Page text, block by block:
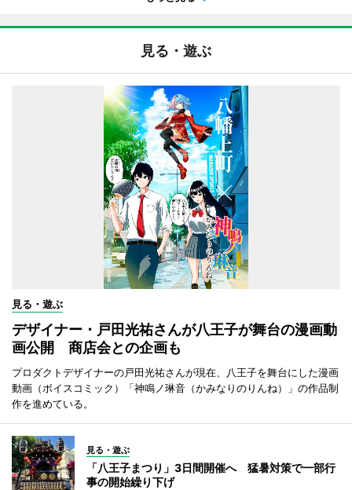
見る・遊ぶ
見る・遊ぶ
デザイナー・戸田光祐さんが八王子が舞台の漫画動
画公開 商店会との企画も
プロダクトデザイナーの戸田光祐さんが現在、八王子を舞台にした漫画
動画（ボイスコミック）「神鳴ノ琳音（かみなりのりんね）」の作品制
作を進めている。
見る・遊ぶ
「八王子まつり」3日間開催へ 猛暑対策で一部行
事の開始繰り下げ